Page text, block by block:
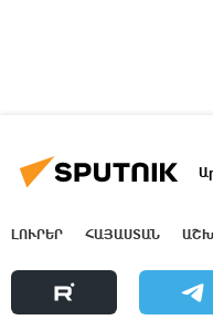
ԼՈՒՐԵՐ ՀԱՅԱՍՏԱՆ